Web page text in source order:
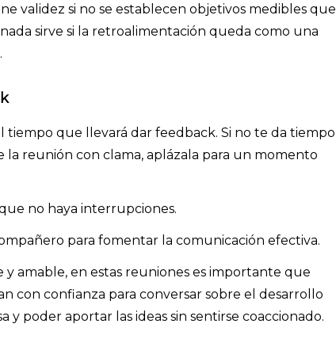
validez si no se establecen objetivos medibles que
sirve si la retroalimentación queda como una
tiempo que llevará dar feedback. Si no te da tiempo
la reunión con clama, aplázala para un momento
no haya interrupciones.
para fomentar la comunicación efectiva.
amable, en estas reuniones es importante que
con confianza para conversar sobre el desarrollo
y poder aportar las ideas sin sentirse coaccionado.